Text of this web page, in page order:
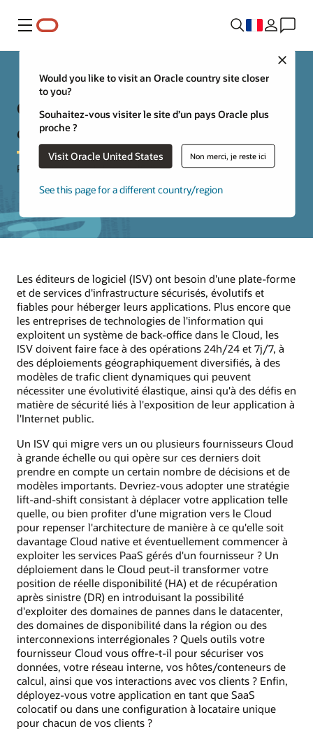
Menu
Would you like to visit an Oracle country site closer
to you?
Souhaitez-vous visiter le site d’un pays Oracle plus
proche ?
Visit Oracle United States Non merci, je reste ici
See this page for a different country/region
Considérations et modèles
d'hébergement Cloud
Pour les éditeurs de logiciel (ISV)
Les éditeurs de logiciel (ISV) ont besoin d'une plate-forme
et de services d'infrastructure sécurisés, évolutifs et
fiables pour héberger leurs applications. Plus encore que
les entreprises de technologies de l'information qui
exploitent un système de back-office dans le Cloud, les
ISV doivent faire face à des opérations 24h/24 et 7j/7, à
des déploiements géographiquement diversifiés, à des
modèles de trafic client dynamiques qui peuvent
nécessiter une évolutivité élastique, ainsi qu'à des défis en
matière de sécurité liés à l'exposition de leur application à
l'Internet public.
Un ISV qui migre vers un ou plusieurs fournisseurs Cloud
à grande échelle ou qui opère sur ces derniers doit
prendre en compte un certain nombre de décisions et de
modèles importants. Devriez-vous adopter une stratégie
lift-and-shift consistant à déplacer votre application telle
quelle, ou bien profiter d'une migration vers le Cloud
pour repenser l'architecture de manière à ce qu'elle soit
davantage Cloud native et éventuellement commencer à
exploiter les services PaaS gérés d'un fournisseur ? Un
déploiement dans le Cloud peut-il transformer votre
position de réelle disponibilité (HA) et de récupération
après sinistre (DR) en introduisant la possibilité
d'exploiter des domaines de pannes dans le datacenter,
des domaines de disponibilité dans la région ou des
interconnexions interrégionales ? Quels outils votre
fournisseur Cloud vous offre-t-il pour sécuriser vos
données, votre réseau interne, vos hôtes/conteneurs de
calcul, ainsi que vos interactions avec vos clients ? Enfin,
déployez-vous votre application en tant que SaaS
colocatif ou dans une configuration à locataire unique
pour chacun de vos clients ?